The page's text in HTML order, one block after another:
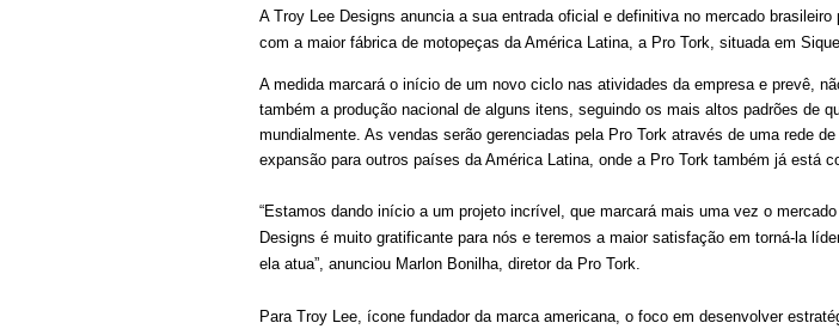
A Troy Lee Designs anuncia a sua entrada oficial e definitiva no mercado
com a maior fábrica de motopeças da América Latina, a Pro Tork, situada em
A medida marcará o início de um novo ciclo nas atividades da empresa e prevê,
também a produção nacional de alguns itens, seguindo os mais altos padrões de
mundialmente. As vendas serão gerenciadas pela Pro Tork através de uma rede
expansão para outros países da América Latina, onde a Pro Tork também já está
“Estamos dando início a um projeto incrível, que marcará mais uma vez o
Designs é muito gratificante para nós e teremos a maior satisfação em torná-la
ela atua”, anunciou Marlon Bonilha, diretor da Pro Tork.
Para Troy Lee, ícone fundador da marca americana, o foco em desenvolver